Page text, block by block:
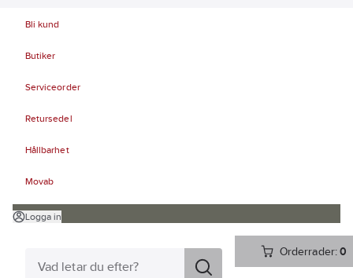
Bli kund
Butiker
Serviceorder
Retursedel
Hållbarhet
Movab
Logga in
Orderrader:0